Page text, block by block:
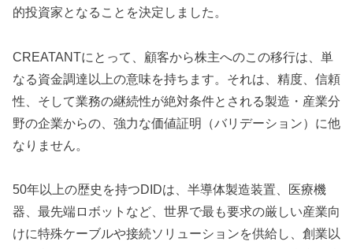
的投資家となることを決定しました。
CREATANTにとって、顧客から株主へのこの移行は、単
なる資金調達以上の意味を持ちます。それは、精度、信頼
性、そして業務の継続性が絶対条件とされる製造・産業分
野の企業からの、強力な価値証明（バリデーション）に他
なりません。
50年以上の歴史を持つDIDは、半導体製造装置、医療機
器、最先端ロボットなど、世界で最も要求の厳しい産業向
けに特殊ケーブルや接続ソリューションを供給し、創業以